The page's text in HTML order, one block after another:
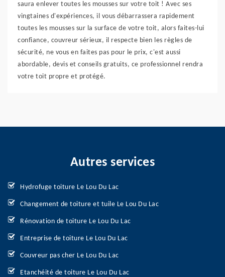
saura enlever toutes les mousses sur votre toit ! Avec ses
vingtaines d'expériences, il vous débarrassera rapidement
toutes les mousses sur la surface de votre toit, alors faites-lui
confiance, couvreur sérieux, il respecte bien les règles de
sécurité, ne vous en faites pas pour le prix, c'est aussi
abordable, devis et conseils gratuits, ce professionnel rendra
votre toit propre et protégé.
Autres services
Hydrofuge toiture Le Lou Du Lac
Changement de toiture et tuile Le Lou Du Lac
Rénovation de toiture Le Lou Du Lac
Entreprise de toiture Le Lou Du Lac
Couvreur pas cher Le Lou Du Lac
Etanchéité de toiture Le Lou Du Lac